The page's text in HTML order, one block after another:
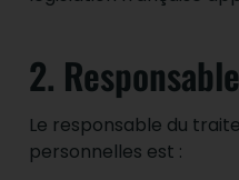
2.
Le responsable du
personnelles est :